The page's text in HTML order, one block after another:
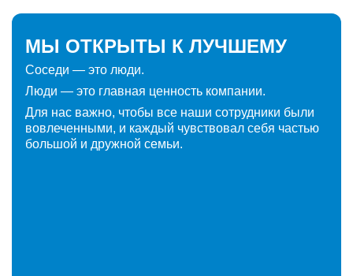
МЫ ОТКРЫТЫ К ЛУЧШЕМУ
Соседи — это люди.
Люди — это главная ценность компании.
Для нас важно, чтобы все наши сотрудники были
вовлеченными, и каждый чувствовал себя частью
большой и дружной семьи.